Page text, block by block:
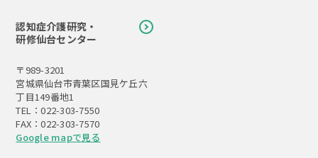
認知症介護研究・
研修仙台センター
〒989-3201
宮城県仙台市青葉区国見ケ丘六
丁目149番地1
TEL：022-303-7550
FAX：022-303-7570
Google mapで見る